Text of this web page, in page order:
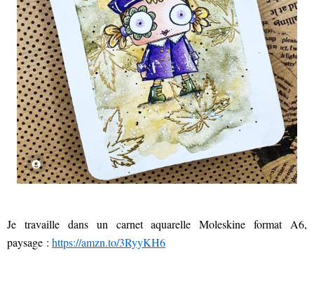
Je travaille dans un carnet aquarelle Moleskine format A6,
paysage : https://amzn.to/3RyyKH6